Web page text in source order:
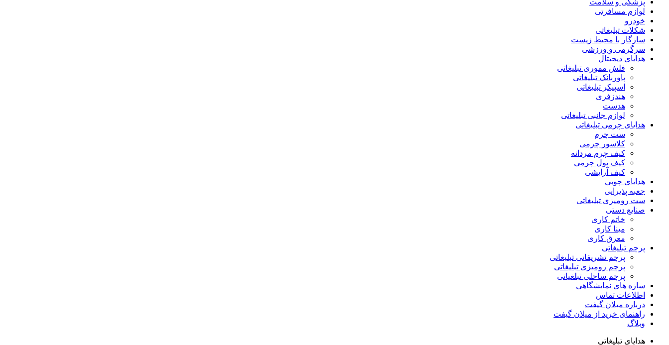
پزشکی و سلامت
لوازم مسافرتی
خودرو
شکلات تبلیغاتی
سازگار با محیط زیست
سرگرمی و ورزشی
هدایای دیجیتال
فلش مموری تبلیغاتی
پاوربانک تبلیغاتی
اسپیکر تبلیغاتی
هندزفری
هدست
لوازم جانبی تبلیغاتی
هدایای چرمی تبلیغاتی
ست چرم
کلاسور چرمی
کیف چرم مردانه
کیف پول چرمی
کیف آرایشی
هدایای چوبی
جعبه پذیرایی
ست رومیزی تبلیغاتی
صنایع دستی
خاتم کاری
مینا کاری
معرق کاری
پرچم تبلیغاتی
پرچم تشریفاتی تبلیغاتی
پرچم رومیزی تبلیغاتی
پرچم ساحلی تبلغیاتی
سازه های نمایشگاهی
اطلاعات تماس
درباره میلان گیفت
راهنمای خرید از میلان گیفت
وبلاگ
هدایای تبلیغاتی